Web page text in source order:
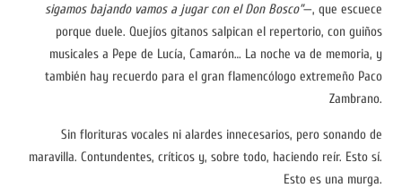
sigamos bajando vamos a jugar con el Don Bosco”—, que escuece
porque duele. Quejíos gitanos salpican el repertorio, con guiños
musicales a Pepe de Lucía, Camarón… La noche va de memoria, y
también hay recuerdo para el gran flamencólogo extremeño Paco
Zambrano.
Sin florituras vocales ni alardes innecesarios, pero sonando de
maravilla. Contundentes, críticos y, sobre todo, haciendo reír. Esto sí.
Esto es una murga.